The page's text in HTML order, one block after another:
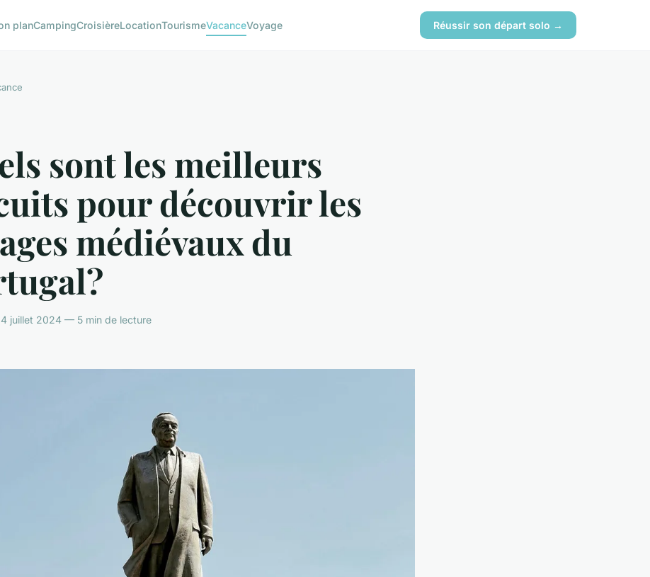
planCampingCroisièreLocationTourismeVacanceVoyage Réussir son départ solo →
sont les meilleurs
pour découvrir les
médiévaux du
juillet 2024 — 5 min de lecture